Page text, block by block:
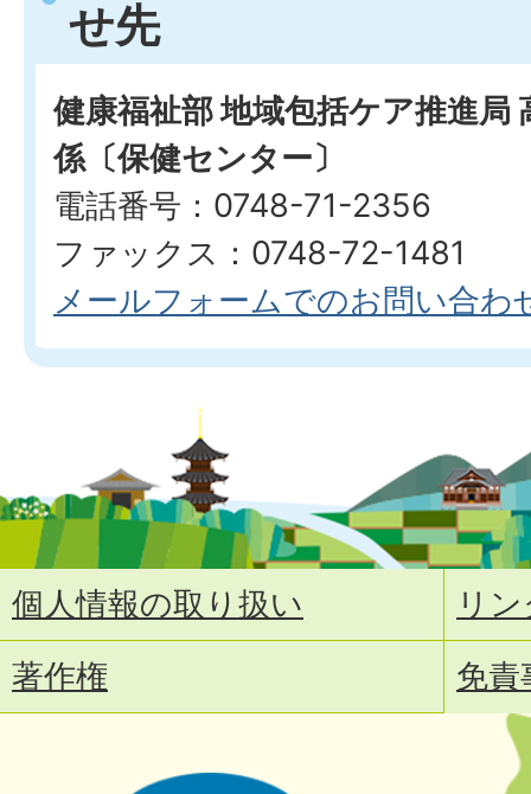
せ先
健康福祉部 地域包括ケア推進局
係〔保健センター〕
電話番号：0748-71-2356
ファックス：0748-72-1481
メールフォームでのお問い合わ
個人情報の取り扱い
リ
著作権
免責